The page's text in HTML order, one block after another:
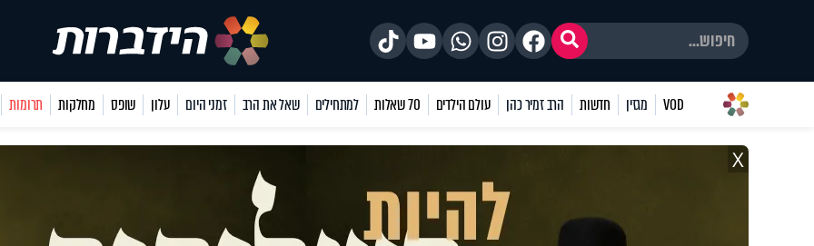
VOD מגזין חדשות הרב זמיר כהן עולם הילדים 70 שאלות למתחילים שאל את הרב זמני היום עלון שופס מחלקות תרומות
X